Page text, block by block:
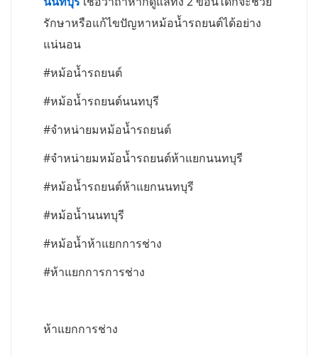
รักษาหรือแก้ไขปัญหาหม้อน้ำรถยนต์ได้อย่าง
แน่นอน
#หม้อน้ำรถยนต์
#หม้อน้ำรถยนต์นนทบุรี
#จำหน่ายมหม้อน้ำรถยนต์
#จำหน่ายมหม้อน้ำรถยนต์ห้าแยกนนทบุรี
#หม้อน้ำรถยนต์ห้าแยกนนทบุรี
#หม้อน้ำนนทบุรี
#หม้อน้ำห้าแยกการช่าง
#ห้าแยกการการช่าง
ห้าแยกการช่าง